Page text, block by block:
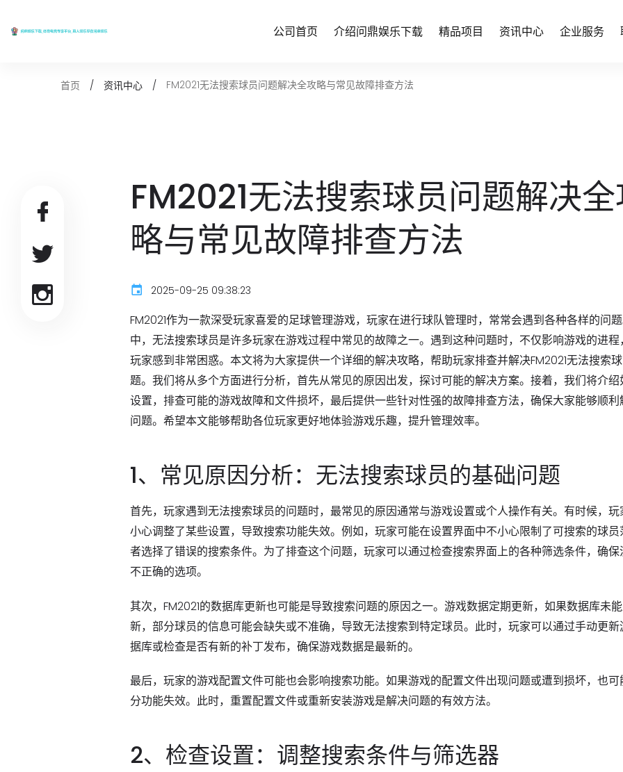
公司首页 介绍问鼎娱乐下载 精品项目 资讯中心 企业服务
首页 资讯中心 FM2021无法搜索球员问题解决全攻略与常见故障排查方法
FM2021无法搜索球员问题解决
略与常见故障排查方法
2025-09-25 09:38:23
FM2021作为一款深受玩家喜爱的足球管理游戏，玩家在进行球队管理时，常常会遇到各种各样的问
中，无法搜索球员是许多玩家在游戏过程中常见的故障之一。遇到这种问题时，不仅影响游戏的进
玩家感到非常困惑。本文将为大家提供一个详细的解决攻略，帮助玩家排查并解决FM2021无法搜索
题。我们将从多个方面进行分析，首先从常见的原因出发，探讨可能的解决方案。接着，我们将介
设置，排查可能的游戏故障和文件损坏，最后提供一些针对性强的故障排查方法，确保大家能够顺
问题。希望本文能够帮助各位玩家更好地体验游戏乐趣，提升管理效率。
1、常见原因分析：无法搜索球员的基础问题
首先，玩家遇到无法搜索球员的问题时，最常见的原因通常与游戏设置或个人操作有关。有时候，
小心调整了某些设置，导致搜索功能失效。例如，玩家可能在设置界面中不小心限制了可搜索的球
者选择了错误的搜索条件。为了排查这个问题，玩家可以通过检查搜索界面上的各种筛选条件，确
不正确的选项。
其次，FM2021的数据库更新也可能是导致搜索问题的原因之一。游戏数据定期更新，如果数据库未
新，部分球员的信息可能会缺失或不准确，导致无法搜索到特定球员。此时，玩家可以通过手动更
据库或检查是否有新的补丁发布，确保游戏数据是最新的。
最后，玩家的游戏配置文件可能也会影响搜索功能。如果游戏的配置文件出现问题或遭到损坏，也可
分功能失效。此时，重置配置文件或重新安装游戏是解决问题的有效方法。
2、检查设置：调整搜索条件与筛选器